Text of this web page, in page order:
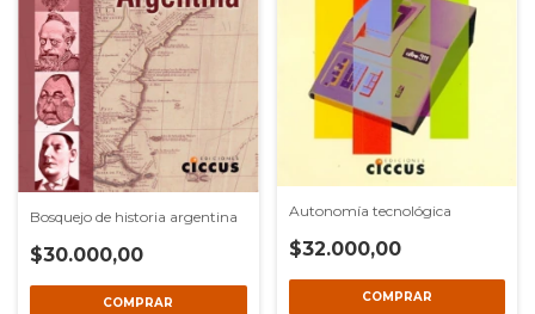
Bosquejo de historia argentina
$30.000,00
Autonomía tecnológica
$32.000,00